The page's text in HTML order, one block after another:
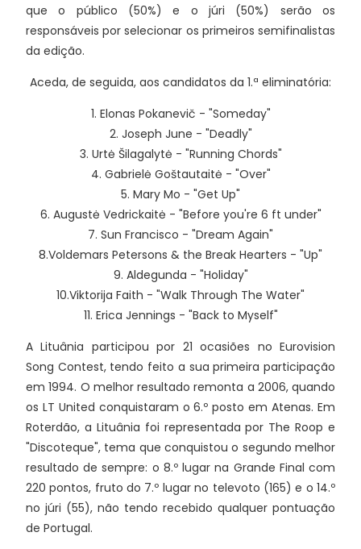
que o público (50%) e o júri (50%) serão os
responsáveis por selecionar os primeiros semifinalistas
da edição.
Aceda, de seguida, aos candidatos da 1.ª eliminatória:
1. Elonas Pokanevič - "Someday"
2. Joseph June - "Deadly"
3. Urtė Šilagalytė - "Running Chords"
4. Gabrielė Goštautaitė - "Over"
5. Mary Mo - "Get Up"
6. Augustė Vedrickaitė - "Before you're 6 ft under"
7. Sun Francisco - "Dream Again"
8.Voldemars Petersons & the Break Hearters - "Up"
9. Aldegunda - "Holiday"
10.Viktorija Faith - "Walk Through The Water"
11. Erica Jennings - "Back to Myself"
A Lituânia participou por 21 ocasiões no Eurovision
Song Contest, tendo feito a sua primeira participação
em 1994. O melhor resultado remonta a 2006, quando
os LT United conquistaram o 6.º posto em Atenas. Em
Roterdão, a Lituânia foi representada por The Roop e
"Discoteque", tema que conquistou o segundo melhor
resultado de sempre: o 8.º lugar na Grande Final com
220 pontos, fruto do 7.º lugar no televoto (165) e o 14.º
no júri (55), não tendo recebido qualquer pontuação
de Portugal.